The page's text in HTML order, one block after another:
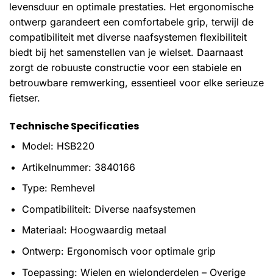
levensduur en optimale prestaties. Het ergonomische
ontwerp garandeert een comfortabele grip, terwijl de
compatibiliteit met diverse naafsystemen flexibiliteit
biedt bij het samenstellen van je wielset. Daarnaast
zorgt de robuuste constructie voor een stabiele en
betrouwbare remwerking, essentieel voor elke serieuze
fietser.
Technische Specificaties
Model: HSB220
Artikelnummer: 3840166
Type: Remhevel
Compatibiliteit: Diverse naafsystemen
Materiaal: Hoogwaardig metaal
Ontwerp: Ergonomisch voor optimale grip
Toepassing: Wielen en wielonderdelen – Overige